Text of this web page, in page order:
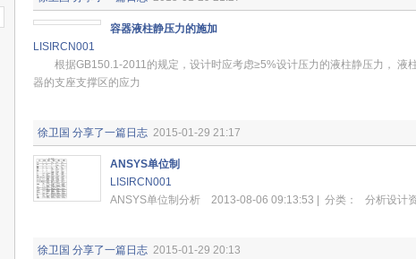
容器液柱静压力的施加
LISIRCN001
根据GB150.1-2011的规定，设计时应考虑≥5%设计压力的液柱静压力， 液
器的支座支撑区的应力
徐卫国 分享了一篇日志 2015-01-29 21:17
ANSYS单位制
LISIRCN001
ANSYS单位制分析 2013-08-06 09:13:53 | 分类： 分析设计
徐卫国 分享了一篇日志 2015-01-29 20:13